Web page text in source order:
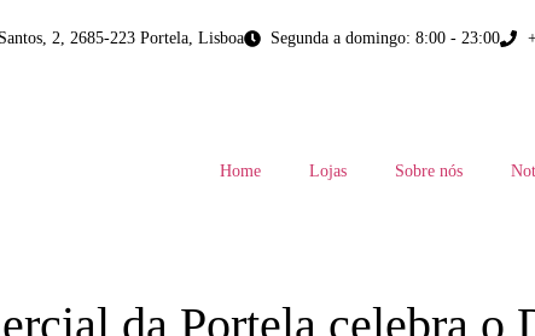
2, 2685-223 Portela, Lisboa Segunda a domingo: 8:00 - 23:00
Home Lojas Sobre nós
da Portela celebra o